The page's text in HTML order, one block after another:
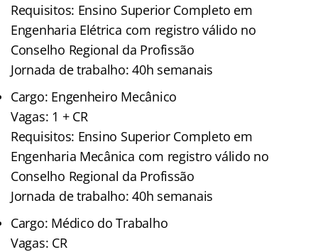
Requisitos: Ensino Superior Completo em
Engenharia Elétrica com registro válido no
Conselho Regional da Profissão
Jornada de trabalho: 40h semanais
Cargo: Engenheiro Mecânico
Vagas: 1 + CR
Requisitos: Ensino Superior Completo em
Engenharia Mecânica com registro válido no
Conselho Regional da Profissão
Jornada de trabalho: 40h semanais
Cargo: Médico do Trabalho
Vagas: CR